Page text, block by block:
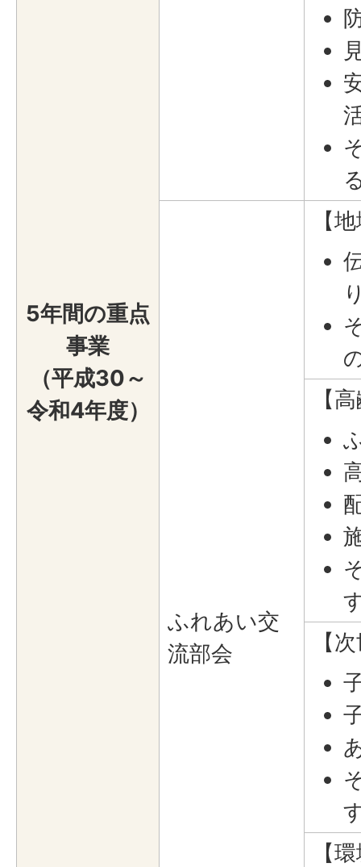
5年間の重点
事業
（平成30～
令和4年度）
ふれあい交
流部会
【
【
【
【